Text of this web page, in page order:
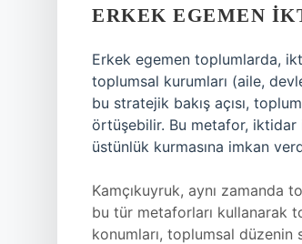
ERKEK EGEMEN
Erkek egemen toplumlarda,
toplumsal kurumları (aile,
bu stratejik bakış açısı,
örtüşebilir. Bu metafor, iktidar
üstünlük kurmasına imkan
Kamçıkuyruk, aynı zamanda
bu tür metaforları kullanarak
konumları, toplumsal düzenin